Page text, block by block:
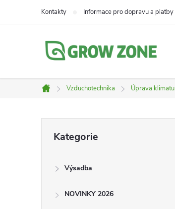
Kontakty Informace pro dopravu a platby
Domů
Vzduchotechnika Úprava klimatu
kategorie
Kategorie
Výsadba
NOVINKY 2026